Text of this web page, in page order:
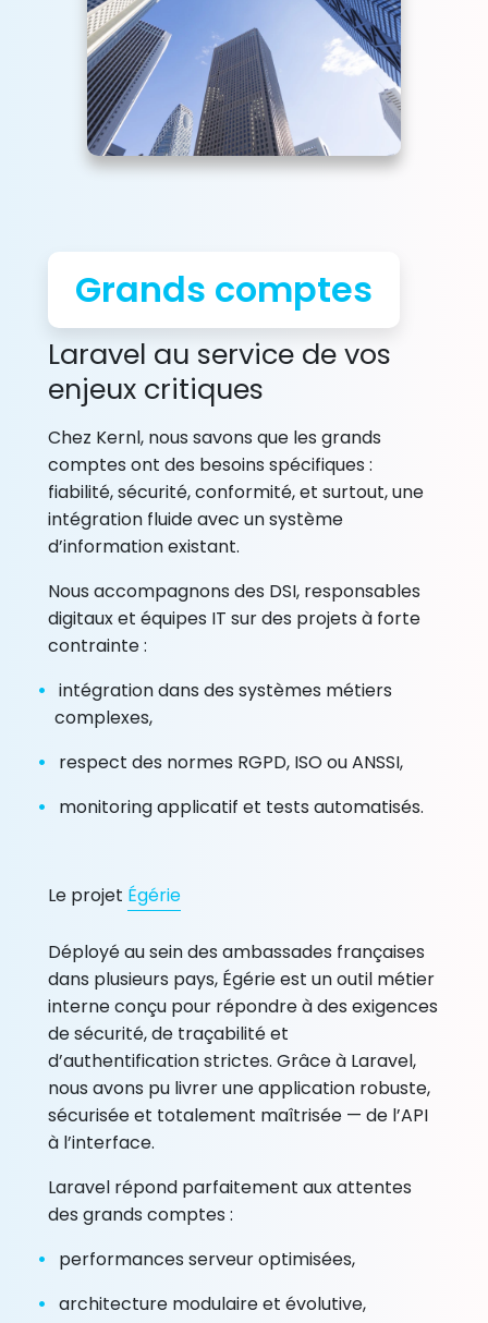
Grands comptes
Laravel au service de vos
enjeux critiques
Chez Kernl, nous savons que les grands
comptes ont des besoins spécifiques :
fiabilité, sécurité, conformité, et surtout, une
intégration fluide avec un système
d’information existant.
Nous accompagnons des DSI, responsables
digitaux et équipes IT sur des projets à forte
contrainte :
intégration dans des systèmes métiers
complexes,
respect des normes RGPD, ISO ou ANSSI,
monitoring applicatif et tests automatisés.
Le projet Égérie
Déployé au sein des ambassades françaises
dans plusieurs pays, Égérie est un outil métier
interne conçu pour répondre à des exigences
de sécurité, de traçabilité et
d’authentification strictes. Grâce à Laravel,
nous avons pu livrer une application robuste,
sécurisée et totalement maîtrisée — de l’API
à l’interface.
Laravel répond parfaitement aux attentes
des grands comptes :
performances serveur optimisées,
architecture modulaire et évolutive,